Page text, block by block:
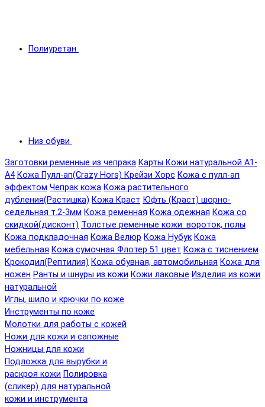
Полиуретан
Низ обуви
Заготовки ременные из чепрака Карты Кожи натуральной А1-
А4 Кожа Пулл-ап(Crazy Hors) Крейзи Хорс Кожа с пулл-ап
эффектом Чепрак кожа Кожа растительного
дубления(Растишка) Кожа Краст Юфть (Краст) шорно-
седельная т.2-3мм Кожа ременная Кожа одежная Кожа со
скидкой(дисконт) Толстые ременные кожи: вороток, полы
Кожа подкладочная Кожа Велюр Кожа Нубук Кожа
мебельная Кожа сумочная Флотер 51 цвет Кожа с тиснением
Крокодил(Рептилия) Кожа обувная, автомобильная Кожа для
ножен Ранты и шнуры из кожи Кожи лаковые Изделия из кожи
натуральной
Иглы, шило и крючки по коже
Инструменты по коже
Молотки для работы с кожей
Ножи для кожи и сапожные
Ножницы для кожи
Подложка для вырубки и
раскроя кожи Полировка
(сликер) для натуральной
кожи и инструмента